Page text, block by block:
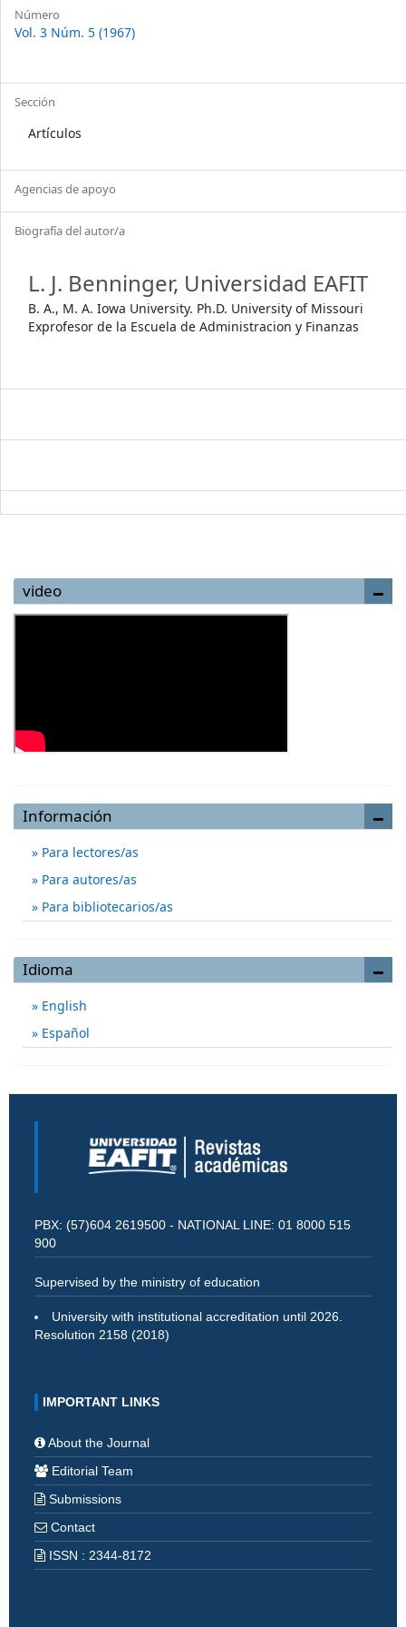
Número
Vol. 3 Núm. 5 (1967)
Sección
Artículos
Agencias de apoyo
Biografía del autor/a
L. J. Benninger, Universidad EAFIT
B. A., M. A. Iowa University. Ph.D. University of Missouri
Exprofesor de la Escuela de Administracion y Finanzas
video
Información
Para lectores/as
Para autores/as
Para bibliotecarios/as
Idioma
English
Español
PBX: (57)604 2619500 - NATIONAL LINE: 01 8000 515
900
Supervised by the ministry of education
University with institutional accreditation until 2026.
Resolution 2158 (2018)
IMPORTANT LINKS
About the Journal
Editorial Team
Submissions
Contact
ISSN : 2344-8172